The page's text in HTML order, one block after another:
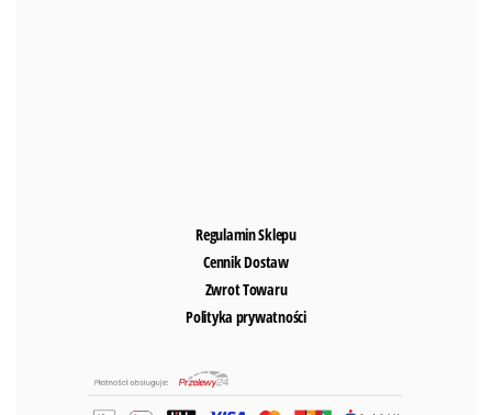
Regulamin Sklepu
Cennik Dostaw
Zwrot Towaru
Polityka prywatności